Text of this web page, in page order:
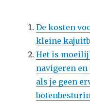
De kosten
kleine
Het is
navigeren
als je geen